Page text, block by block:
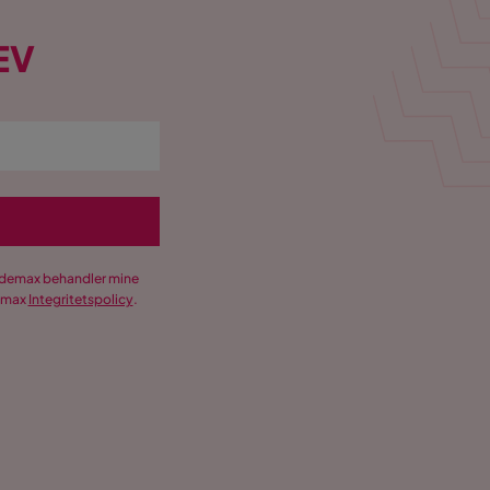
behandler mine
Integritetspolicy.